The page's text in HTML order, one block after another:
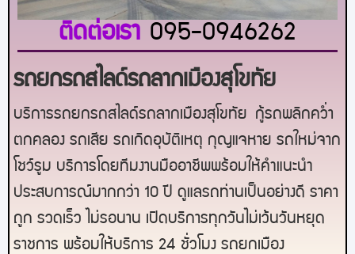
ติดต่อเรา 095-0946262
รถยกรถสไลด์รถลากเมืองสุโขทัย
บริการรถยกรถสไลด์รถลากเมืองสุโขทัย กู้รถพลิกคว่ำ
ตกคลอง รถเสีย รถเกิดอุบัติเหตุ กุญแจหาย รถใหม่จาก
โชว์รูม บริการโดยทีมงานมืออาชีพพร้อมให้คำแนะนำ
ประสบการณ์มากกว่า 10 ปี ดูแลรถท่านเป็นอย่างดี ราคา
ถูก รวดเร็ว ไม่รอนาน เปิดบริการทุกวันไม่เว้นวันหยุด
ราชการ พร้อมให้บริการ 24 ชั่วโมง รถยกเมือง